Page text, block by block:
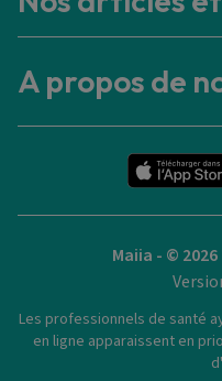
A propos de
Maiia - ©
Les professionnels de santé
en ligne apparaissent en